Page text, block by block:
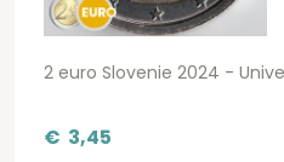
2 euro Slovenie 2024 -
€ 3,45